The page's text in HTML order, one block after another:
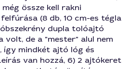
össze kell rakni
(8 db, 10 cm-es tégla
dupla tolóajtó
volt, de a "mester" alul nem
így mindkét ajtó lóg és
van hozzá, 6) 2 ajtókeret